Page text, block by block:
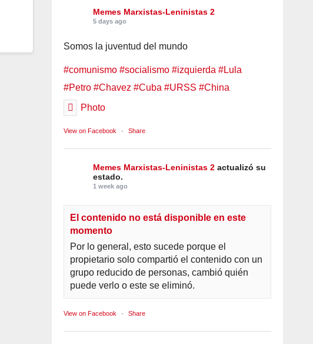
Memes Marxistas-Leninistas 2
5 days ago
Somos la juventud del mundo
#comunismo #socialismo #izquierda #Lula
#Petro #Chavez #Cuba #URSS #China
Photo
View on Facebook · Share
Memes Marxistas-Leninistas 2 actualizó su
estado.
1 week ago
El contenido no está disponible en este
momento
Por lo general, esto sucede porque el
propietario solo compartió el contenido con un
grupo reducido de personas, cambió quién
puede verlo o este se eliminó.
View on Facebook · Share